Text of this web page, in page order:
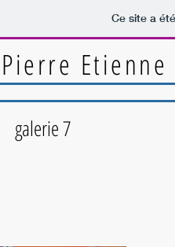
Ce site a
Pierre Etienne
galerie 7